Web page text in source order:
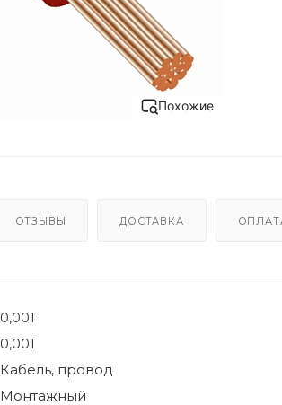
Похожие
ОТЗЫВЫ ДОСТАВКА
0,001
0,001
Кабель, провод
Монтажный